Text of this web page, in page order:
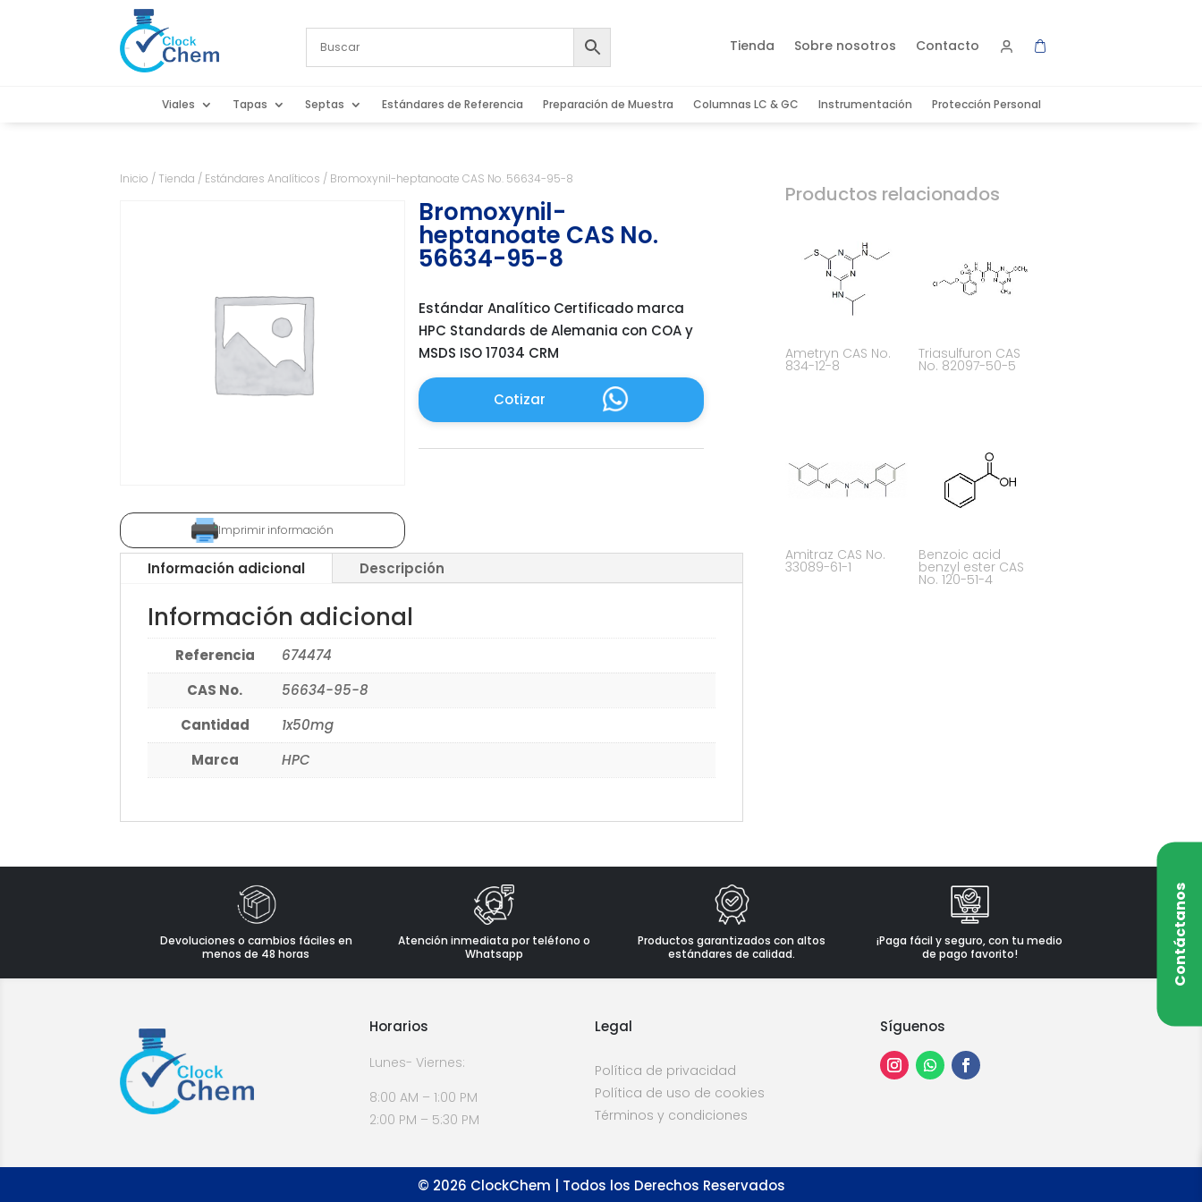
Tienda Sobre nosotros Contacto
Viales Tapas Septas Estándares de Referencia Preparación de Muestra Columnas LC & GC Instrumentación Protección Personal
Inicio / Tienda / Estándares Analíticos / Bromoxynil-heptanoate CAS No. 56634-95-8
Imprimir información
Bromoxynil-
heptanoate CAS No.
56634-95-8
Estándar Analítico Certificado marca
HPC Standards de Alemania con COA y
MSDS ISO 17034 CRM
Cotizar
Información adicional Descripción
Información adicional
Referencia
674474
CAS No.
56634-95-8
Cantidad
1x50mg
Marca
HPC
Productos relacionados
Ametryn CAS No.
834-12-8
Triasulfuron CAS
No. 82097-50-5
Amitraz CAS No.
33089-61-1
Benzoic acid
benzyl ester CAS
No. 120-51-4
Devoluciones o cambios fáciles en
menos de 48 horas
Atención inmediata por teléfono o
Whatsapp
Productos garantizados con altos
estándares de calidad.
¡Paga fácil y seguro, con tu medio
de pago favorito!
Contáctanos
Horarios
Lunes- Viernes:
8:00 AM – 1:00 PM
2:00 PM – 5:30 PM
Legal
Política de privacidad
Política de uso de cookies
Términos y condiciones
Síguenos
© 2026 ClockChem | Todos los Derechos Reservados